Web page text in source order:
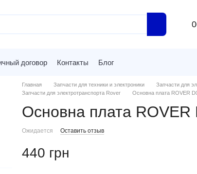
договор Контакты Блог
Главная Запчасти для техники и электроники
Запчасти для
Запчасти для электротранспорта Rover
Основна плата ROVER
Основна плата ROVER
Ожидается Оставить отзыв
440 грн